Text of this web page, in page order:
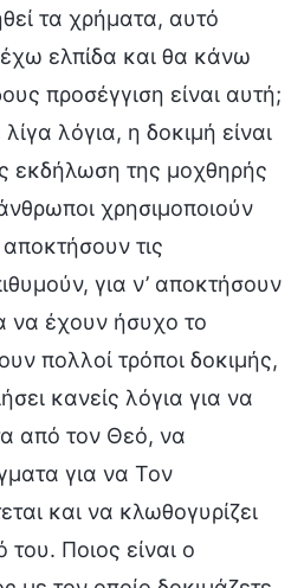
τα χρήματα, αυτό
έχω ελπίδα και θα κάνω
προσέγγιση είναι αυτή;
λόγια, η δοκιμή είναι
εκδήλωση της μοχθηρής
χρησιμοποιούν
τις
για ν’ αποκτήσουν
να έχουν ήσυχο το
πολλοί τρόποι δοκιμής,
κανείς λόγια για να
από τον Θεό, να
για να Τον
και να κλωθογυρίζει
Ποιος είναι ο